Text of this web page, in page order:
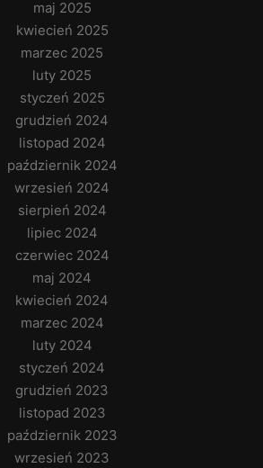
maj 2025
kwiecień 2025
marzec 2025
luty 2025
styczeń 2025
grudzień 2024
listopad 2024
październik 2024
wrzesień 2024
sierpień 2024
lipiec 2024
czerwiec 2024
maj 2024
kwiecień 2024
marzec 2024
luty 2024
styczeń 2024
grudzień 2023
listopad 2023
październik 2023
wrzesień 2023